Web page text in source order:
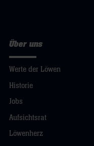
Über uns
Werte der Löwen
Historie
Jobs
Aufsichtsrat
Löwenherz